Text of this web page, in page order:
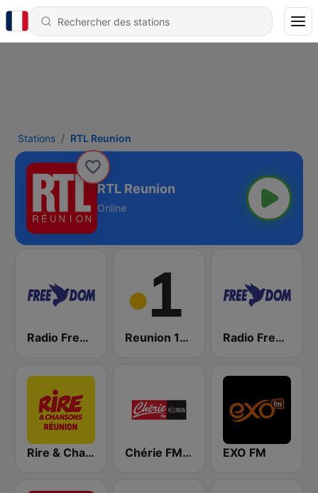
Stations RTL Reunion
RTL Reunion
Online
Radio Freedom FM Reunion 1ere Radio Freedom 2
Rire & Chansons Réunion Chérie FM Réunion EXO FM